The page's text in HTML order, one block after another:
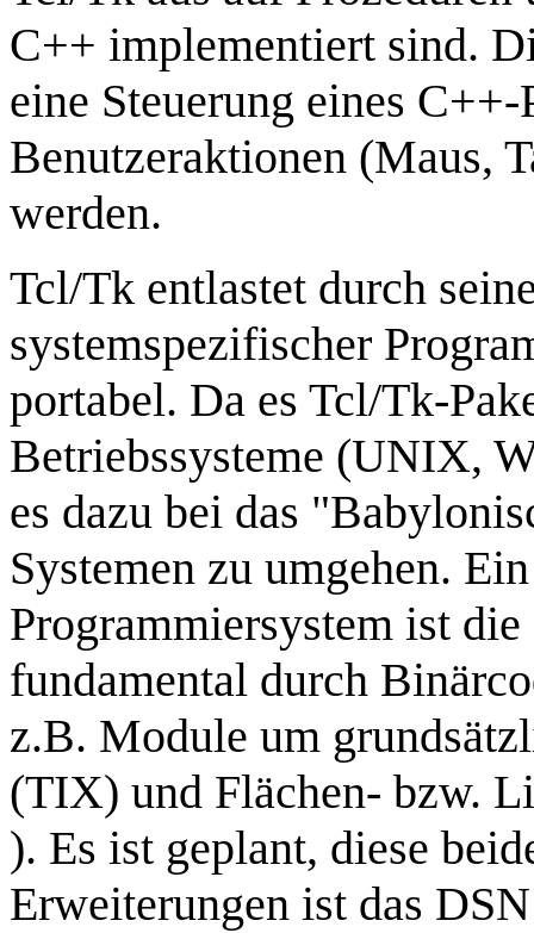
C++ implementiert sind.
eine Steuerung eines
Benutzeraktionen (Maus,
werden.
Tcl/Tk entlastet durch
systemspezifischer
portabel. Da es Tcl/Tk-
Betriebssysteme (UNIX,
es dazu bei das
Systemen zu umgehen.
Programmiersystem ist
fundamental durch
z.B. Module um
(TIX) und Flächen- bzw.
). Es ist geplant, diese
Erweiterungen ist das